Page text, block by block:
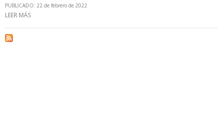
PUBLICADO: 22 de febrero de 2022
LEER MÁS